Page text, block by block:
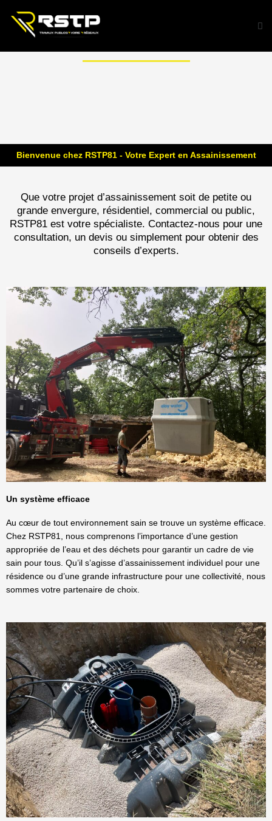
contenu
Bienvenue chez RSTP81 - Votre Expert en Assainissement
Que votre projet d’assainissement soit de petite ou
grande envergure, résidentiel, commercial ou public,
RSTP81 est votre spécialiste. Contactez-nous pour une
consultation, un devis ou simplement pour obtenir des
conseils d’experts.
Un système efficace
Au cœur de tout environnement sain se trouve un système efficace.
Chez RSTP81, nous comprenons l’importance d’une gestion
appropriée de l’eau et des déchets pour garantir un cadre de vie
sain pour tous. Qu’il s’agisse d’assainissement individuel pour une
résidence ou d’une grande infrastructure pour une collectivité, nous
sommes votre partenaire de choix.